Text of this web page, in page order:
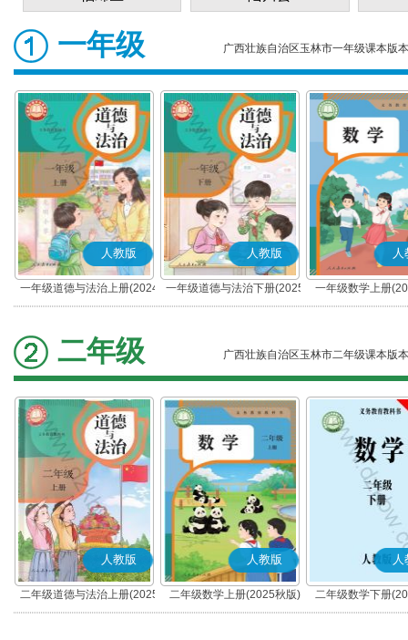
一年级 广西壮族自治区玉林市一年级课本版本
人教版
一年级道德与法治上册(2024
秋版)(部编版)
人教版
一年级道德与法治下册(2025
春版)(部编版)
人
一年级数学上册
二年级 广西壮族自治区玉林市二年级课本版本
人教版
二年级道德与法治上册(2025
秋版)(部编版)
人教版
二年级数学上册(2025秋版)
人
二年级数学下册